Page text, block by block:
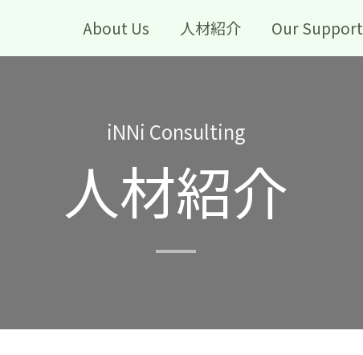
About Us 人材紹介 Our Support
iNNi Consulting
人材紹介